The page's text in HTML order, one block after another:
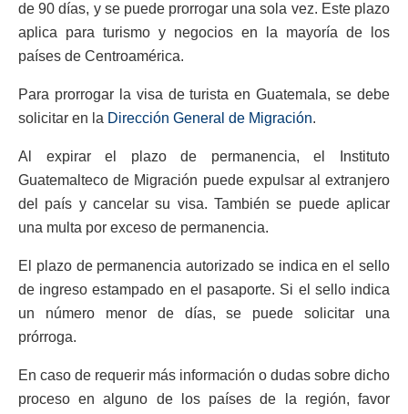
de 90 días, y se puede prorrogar una sola vez. Este plazo
aplica para turismo y negocios en la mayoría de los
países de Centroamérica.
Para prorrogar la visa de turista en Guatemala, se debe
solicitar en la Dirección General de Migración.
Al expirar el plazo de permanencia, el Instituto
Guatemalteco de Migración puede expulsar al extranjero
del país y cancelar su visa. También se puede aplicar
una multa por exceso de permanencia.
El plazo de permanencia autorizado se indica en el sello
de ingreso estampado en el pasaporte. Si el sello indica
un número menor de días, se puede solicitar una
prórroga.
En caso de requerir más información o dudas sobre dicho
proceso en alguno de los países de la región, favor